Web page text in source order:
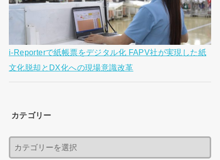
i-Reporterで紙帳票をデジタル化 FAPV社が実現した紙
文化脱却とDX化への現場意識改革
カテゴリー